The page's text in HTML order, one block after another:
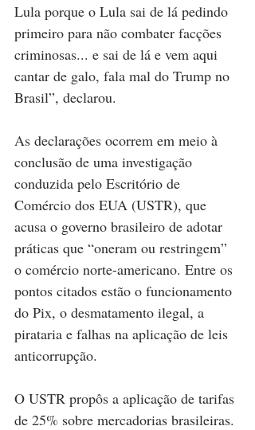
Lula porque o Lula sai de lá pedindo
primeiro para não combater facções
criminosas... e sai de lá e vem aqui
cantar de galo, fala mal do Trump no
Brasil”, declarou.
As declarações ocorrem em meio à
conclusão de uma investigação
conduzida pelo Escritório de
Comércio dos EUA (USTR), que
acusa o governo brasileiro de adotar
práticas que “oneram ou restringem”
o comércio norte-americano. Entre os
pontos citados estão o funcionamento
do Pix, o desmatamento ilegal, a
pirataria e falhas na aplicação de leis
anticorrupção.
O USTR propôs a aplicação de tarifas
de 25% sobre mercadorias brasileiras.